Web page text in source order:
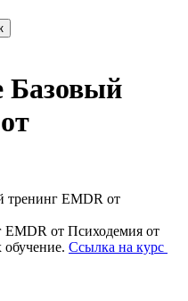
Базовый
тренинг EMDR от
EMDR от Психодемия от
Ссылка на курс